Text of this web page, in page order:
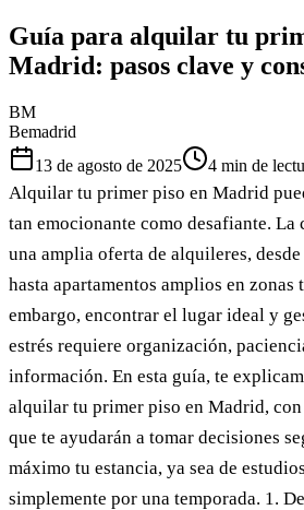
Guía para alquilar tu
Madrid: pasos clave y
BM
Bemadrid
13 de agosto de 2025
4 min de
Alquilar tu primer piso en Madrid
tan emocionante como desafiante. La
una amplia oferta de alquileres,
hasta apartamentos amplios en zonas
embargo, encontrar el lugar ideal y
estrés requiere organización,
información. En esta guía, te
alquilar tu primer piso en Madrid,
que te ayudarán a tomar decisiones
máximo tu estancia, ya sea de
simplemente por una temporada. 1.